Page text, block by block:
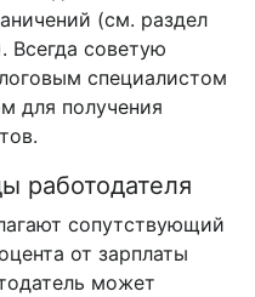
(см. раздел
Всегда советую
специалистом
для получения
работодателя
сопутствующий
от зарплаты
может